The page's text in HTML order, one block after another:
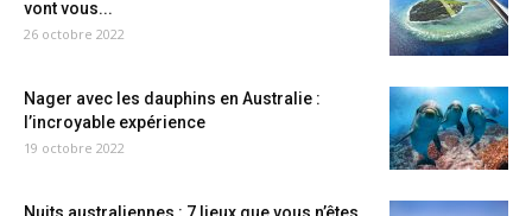
vont vous...
26 octobre 2022
Nager avec les dauphins en Australie :
l’incroyable expérience
19 octobre 2022